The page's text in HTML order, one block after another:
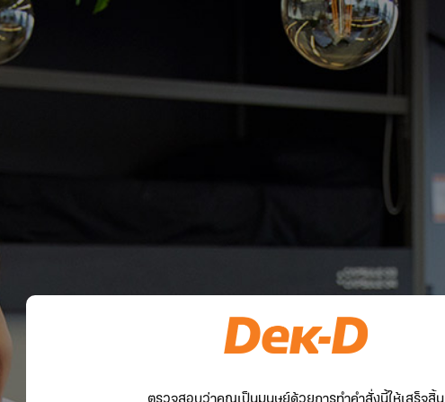
ตรวจสอบว่าคุณเป็นมนุษย์ด้วยการทำคำสั่งนี้ให้เสร็จสิ้น